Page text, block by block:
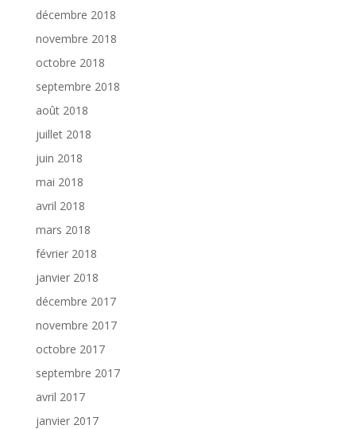
décembre 2018
novembre 2018
octobre 2018
septembre 2018
août 2018
juillet 2018
juin 2018
mai 2018
avril 2018
mars 2018
février 2018
janvier 2018
décembre 2017
novembre 2017
octobre 2017
septembre 2017
avril 2017
janvier 2017